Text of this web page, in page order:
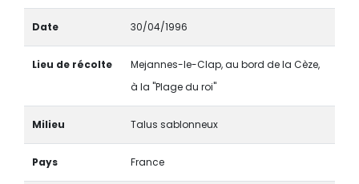
Date 30/04/1996
Lieu de récolte
Mejannes-le-Clap, au bord de la Cèze,
à la "Plage du roi"
Milieu Talus sablonneux
Pays France